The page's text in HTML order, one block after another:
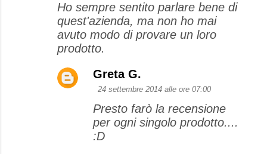
Ho sempre sentito parlare bene di
quest'azienda, ma non ho mai
avuto modo di provare un loro
prodotto.
Greta G.
24 settembre 2014 alle ore 07:00
Presto farò la recensione
per ogni singolo prodotto....
:D